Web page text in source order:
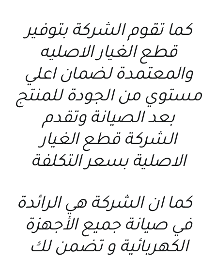
كما تقوم الشركة بتوفير
قطع الغيار الاصليه
والمعتمدة لضمان اعلي
مستوي من الجودة للمنتج
بعد الصيانة وتقدم
الشركة قطع الغيار
الاصلية بسعر التكلفة
كما ان الشركة هي الرائدة
في صيانة جميع الأجهزة
الكهربائية و تضمن لك